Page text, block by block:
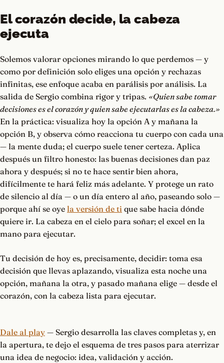
El corazón decide, la cabeza
ejecuta
Solemos valorar opciones mirando lo que perdemos — y
como por definición solo eliges una opción y rechazas
infinitas, ese enfoque acaba en parálisis por análisis. La
salida de Sergio combina rigor y tripas. «Quien sabe tomar
decisiones es el corazón y quien sabe ejecutarlas es la cabeza.»
En la práctica: visualiza hoy la opción A y mañana la
opción B, y observa cómo reacciona tu cuerpo con cada una
— la mente duda; el cuerpo suele tener certeza. Aplica
después un filtro honesto: las buenas decisiones dan paz
ahora y después; si no te hace sentir bien ahora,
difícilmente te hará feliz más adelante. Y protege un rato
de silencio al día — o un día entero al año, paseando solo —
porque ahí se oye la versión de ti que sabe hacia dónde
quiere ir. La cabeza en el cielo para soñar; el excel en la
mano para ejecutar.
Tu decisión de hoy es, precisamente, decidir: toma esa
decisión que llevas aplazando, visualiza esta noche una
opción, mañana la otra, y pasado mañana elige — desde el
corazón, con la cabeza lista para ejecutar.
Dale al play — Sergio desarrolla las claves completas y, en
la apertura, te dejo el esquema de tres pasos para aterrizar
una idea de negocio: idea, validación y acción.